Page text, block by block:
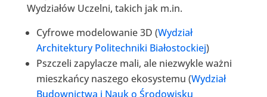
Wydziałów Uczelni, takich jak m.in.
Cyfrowe modelowanie 3D (Wydział
Architektury Politechniki Białostockiej)
Pszczeli zapylacze mali, ale niezwykle ważni
mieszkańcy naszego ekosystemu (Wydział
Budownictwa i Nauk o Środowisku